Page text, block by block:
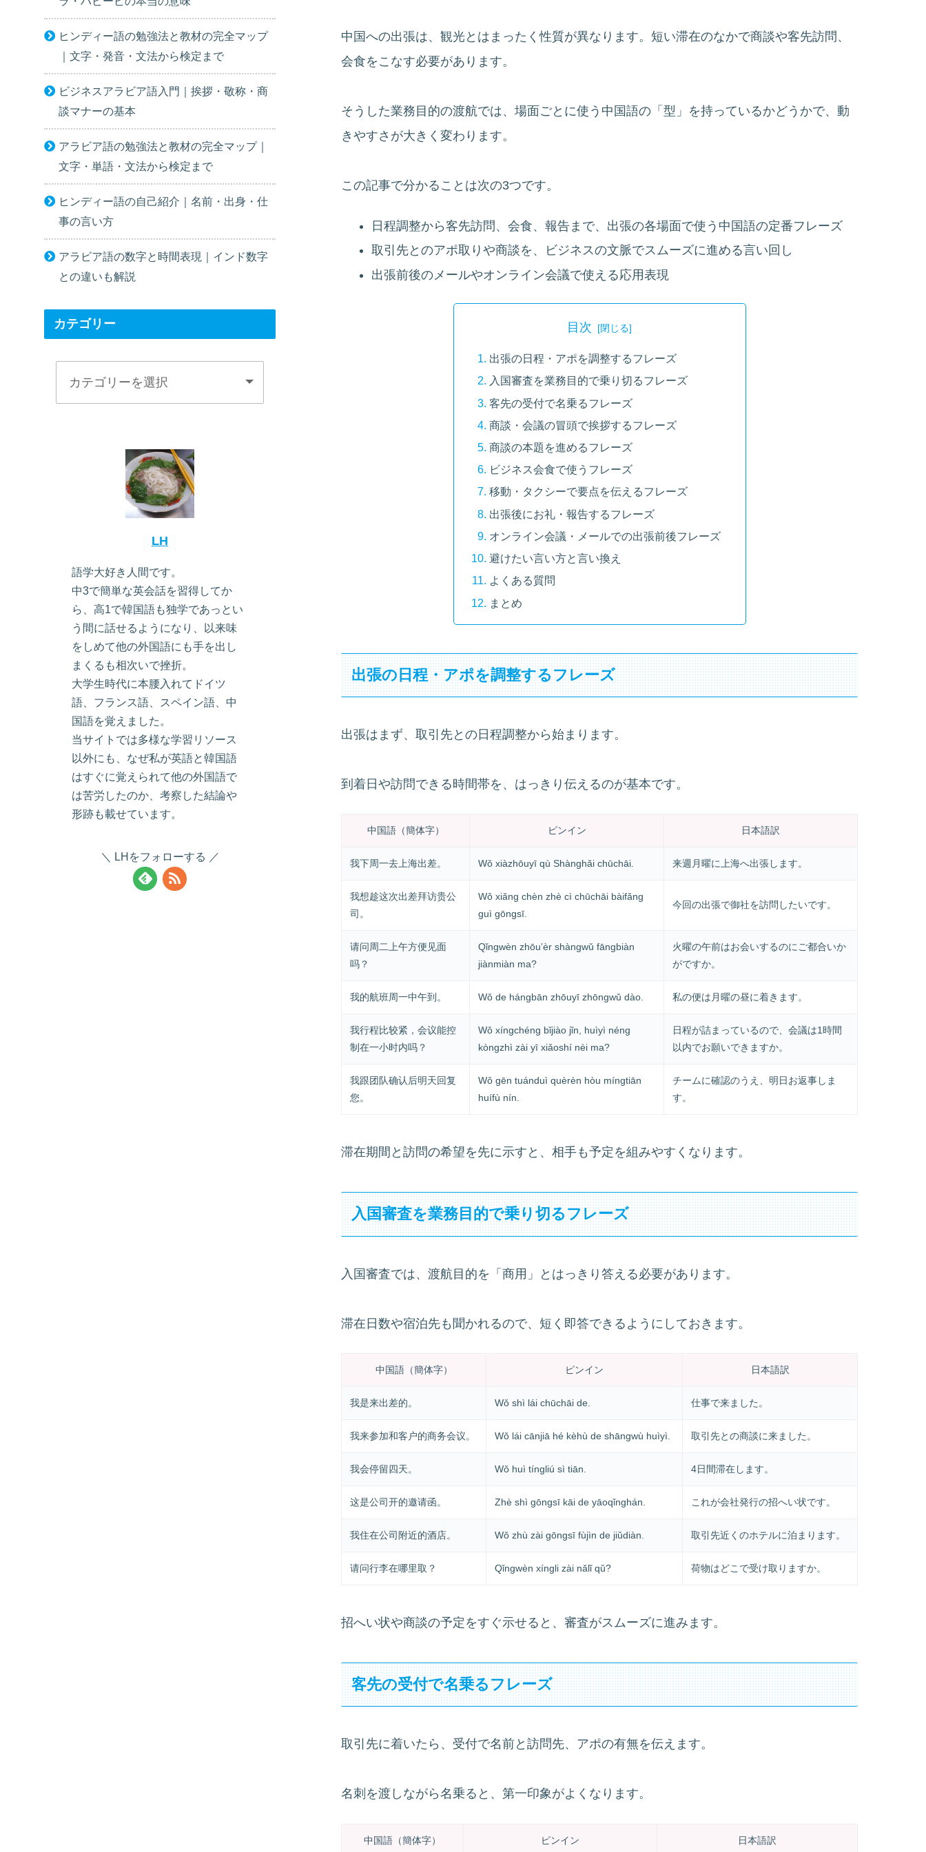
中国への出張は、観光とはまったく性質が異なります。短い滞在のなかで商談や客先訪問、
会食をこなす必要があります。
そうした業務目的の渡航では、場面ごとに使う中国語の「型」を持っているかどうかで、動
きやすさが大きく変わります。
この記事で分かることは次の3つです。
日程調整から客先訪問、会食、報告まで、出張の各場面で使う中国語の定番フレーズ
取引先とのアポ取りや商談を、ビジネスの文脈でスムーズに進める言い回し
出張前後のメールやオンライン会議で使える応用表現
目次
出張の日程・アポを調整するフレーズ
入国審査を業務目的で乗り切るフレーズ
客先の受付で名乗るフレーズ
商談・会議の冒頭で挨拶するフレーズ
商談の本題を進めるフレーズ
ビジネス会食で使うフレーズ
移動・タクシーで要点を伝えるフレーズ
出張後にお礼・報告するフレーズ
オンライン会議・メールでの出張前後フレーズ
避けたい言い方と言い換え
よくある質問
まとめ
出張の日程・アポを調整するフレーズ
出張はまず、取引先との日程調整から始まります。
到着日や訪問できる時間帯を、はっきり伝えるのが基本です。
中国語（簡体字） ピンイン 日本語訳
我下周一去上海出差。 Wǒ xiàzhōuyī qù Shànghǎi chūchāi. 来週月曜に上海へ出張します。
我想趁这次出差拜访贵公
司。
Wǒ xiǎng chèn zhè cì chūchāi bàifǎng
guì gōngsī.
今回の出張で御社を訪問したいです。
请问周二上午方便见面
吗？
Qǐngwèn zhōu’èr shàngwǔ fāngbiàn
jiànmiàn ma?
火曜の午前はお会いするのにご都合いか
がですか。
我的航班周一中午到。 Wǒ de hángbān zhōuyī zhōngwǔ dào. 私の便は月曜の昼に着きます。
我行程比较紧，会议能控
制在一小时内吗？
Wǒ xíngchéng bǐjiào jǐn, huìyì néng
kòngzhì zài yī xiǎoshí nèi ma?
日程が詰まっているので、会議は1時間
以内でお願いできますか。
我跟团队确认后明天回复
您。
Wǒ gēn tuánduì quèrèn hòu míngtiān
huífù nín.
チームに確認のうえ、明日お返事しま
す。
滞在期間と訪問の希望を先に示すと、相手も予定を組みやすくなります。
入国審査を業務目的で乗り切るフレーズ
入国審査では、渡航目的を「商用」とはっきり答える必要があります。
滞在日数や宿泊先も聞かれるので、短く即答できるようにしておきます。
中国語（簡体字） ピンイン 日本語訳
我是来出差的。 Wǒ shì lái chūchāi de. 仕事で来ました。
我来参加和客户的商务会议。 Wǒ lái cānjiā hé kèhù de shāngwù huìyì. 取引先との商談に来ました。
我会停留四天。 Wǒ huì tíngliú sì tiān. 4日間滞在します。
这是公司开的邀请函。 Zhè shì gōngsī kāi de yāoqǐnghán. これが会社発行の招へい状です。
我住在公司附近的酒店。 Wǒ zhù zài gōngsī fùjìn de jiǔdiàn. 取引先近くのホテルに泊まります。
请问行李在哪里取？ Qǐngwèn xíngli zài nǎlǐ qǔ? 荷物はどこで受け取りますか。
招へい状や商談の予定をすぐ示せると、審査がスムーズに進みます。
客先の受付で名乗るフレーズ
取引先に着いたら、受付で名前と訪問先、アポの有無を伝えます。
名刺を渡しながら名乗ると、第一印象がよくなります。
中国語（簡体字） ピンイン 日本語訳
ヒンディー語の勉強法と教材の完全マップ
｜文字・発音・文法から検定まで
ビジネスアラビア語入門｜挨拶・敬称・商
談マナーの基本
アラビア語の勉強法と教材の完全マップ｜
文字・単語・文法から検定まで
ヒンディー語の自己紹介｜名前・出身・仕
事の言い方
アラビア語の数字と時間表現｜インド数字
との違いも解説
カテゴリー
LH
語学大好き人間です。
中3で簡単な英会話を習得してか
ら、高1で韓国語も独学であっとい
う間に話せるようになり、以来味
をしめて他の外国語にも手を出し
まくるも相次いで挫折。
大学生時代に本腰入れてドイツ
語、フランス語、スペイン語、中
国語を覚えました。
当サイトでは多様な学習リソース
以外にも、なぜ私が英語と韓国語
はすぐに覚えられて他の外国語で
は苦労したのか、考察した結論や
形跡も載せています。
LHをフォローする